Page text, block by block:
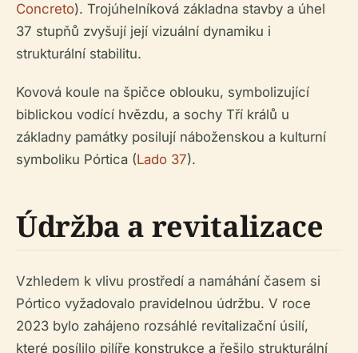
Concreto). Trojúhelníková základna stavby a úhel
37 stupňů zvyšují její vizuální dynamiku i
strukturální stabilitu.
Kovová koule na špičce oblouku, symbolizující
biblickou vodící hvězdu, a sochy Tří králů u
základny památky posilují náboženskou a kulturní
symboliku Pórtica (Lado 37).
Údržba a revitalizace
Vzhledem k vlivu prostředí a namáhání časem si
Pórtico vyžadovalo pravidelnou údržbu. V roce
2023 bylo zahájeno rozsáhlé revitalizační úsilí,
které posílilo pilíře konstrukce a řešilo strukturální